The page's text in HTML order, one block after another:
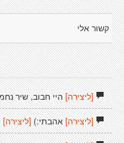
קשור אלי
[ליצירה]היי חבוב, שיר
[ליצירה]אהבתי:) [ליצירה]